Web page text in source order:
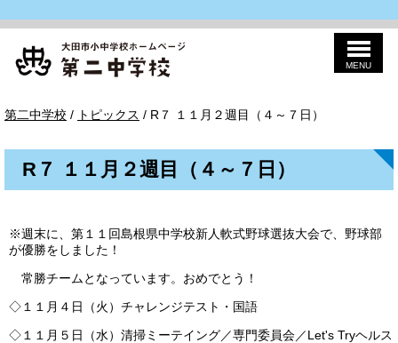
二
MENU
現
の
置：
第二中学校 / トピックス / R７ １１月２週目（４～７日）
R７ １１月２週目（４～７日）
※週末に、第１１回島根県中学校新人軟式野球選抜大会で、野球部
が優勝をしました！
常勝チームとなっています。おめでとう！
◇１１月４日（火）チャレンジテスト・国語
◇１１月５日（水）清掃ミーテイング／専門委員会／Let's Tryヘルス